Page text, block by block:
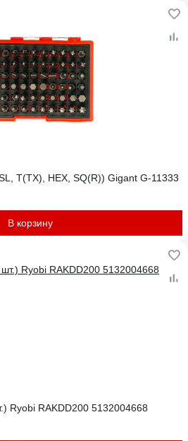
T(TX), HEX, SQ(R)) Gigant G-11333
В корзину
Ryobi RAKDD200 5132004668